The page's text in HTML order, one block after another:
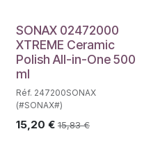
SONAX 02472000
XTREME Ceramic
Polish All-in-One 500
ml
Réf. 247200SONAX
(#SONAX#)
15,20 € 15,83€